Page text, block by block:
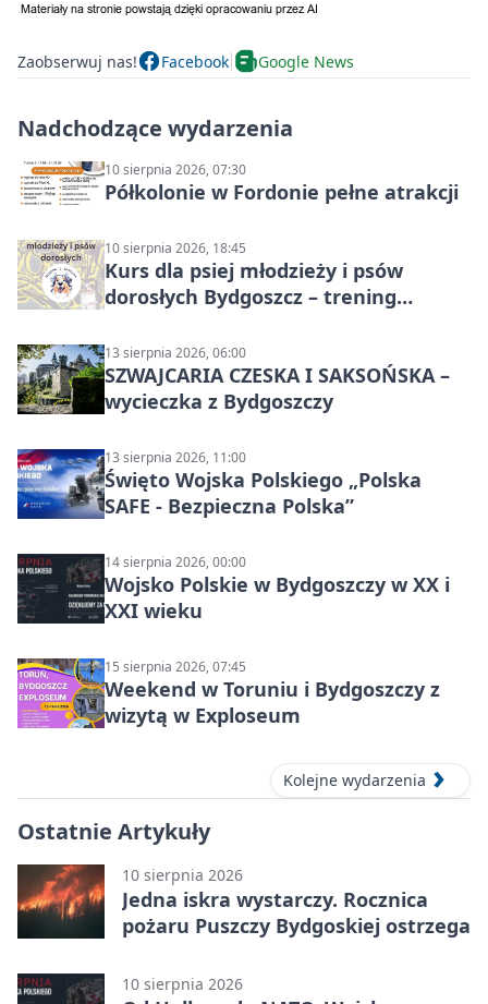
Zaobserwuj nas! Facebook Google News
Nadchodzące wydarzenia
10 sierpnia 2026, 07:30
Półkolonie w Fordonie pełne atrakcji
10 sierpnia 2026, 18:45
Kurs dla psiej młodzieży i psów
dorosłych Bydgoszcz – trening
13 sierpnia 2026, 06:00
SZWAJCARIA CZESKA I SAKSOŃSKA –
wycieczka z Bydgoszczy
13 sierpnia 2026, 11:00
Święto Wojska Polskiego „Polska
SAFE - Bezpieczna Polska”
14 sierpnia 2026, 00:00
Wojsko Polskie w Bydgoszczy w XX i
XXI wieku
15 sierpnia 2026, 07:45
Weekend w Toruniu i Bydgoszczy z
wizytą w Exploseum
Kolejne wydarzenia
Ostatnie Artykuły
10 sierpnia 2026
Jedna iskra wystarczy. Rocznica
pożaru Puszczy Bydgoskiej ostrzega
10 sierpnia 2026